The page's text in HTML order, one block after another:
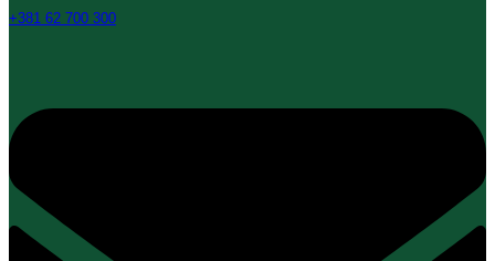
+381 62 700 300